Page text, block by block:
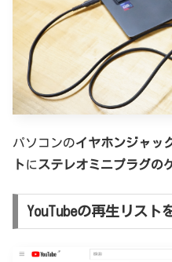
パソコンのイヤホンジャッ
トにステレオミニプラグの
YouTubeの再生リスト